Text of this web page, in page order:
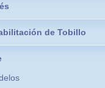
de Tobillo